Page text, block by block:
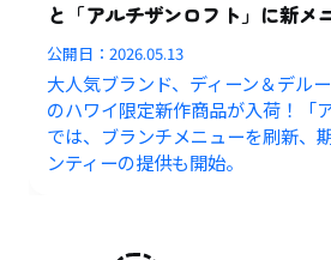
と「アルチザンロフト」に新メ
公開日：2026.05.13
大人気ブランド、ディーン＆デル
のハワイ限定新作商品が入荷！「
では、ブランチメニューを刷新、
ンティーの提供も開始。